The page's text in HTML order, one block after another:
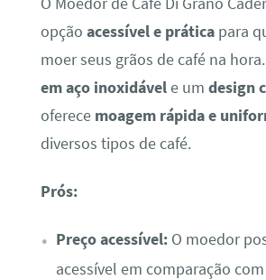
opção acessível e práticapara
moer seus grãos de café na
em aço inoxidávele um design
oferece moagem rápida e
diversos tipos de café.
Prós:
Preço acessível:O moedor
acessível em comparação